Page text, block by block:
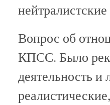
Вопрос об
КПСС. Было
деятельность и